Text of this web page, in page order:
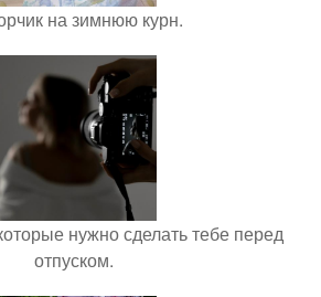
на зимнюю курн.
нужно сделать тебе перед
отпуском.